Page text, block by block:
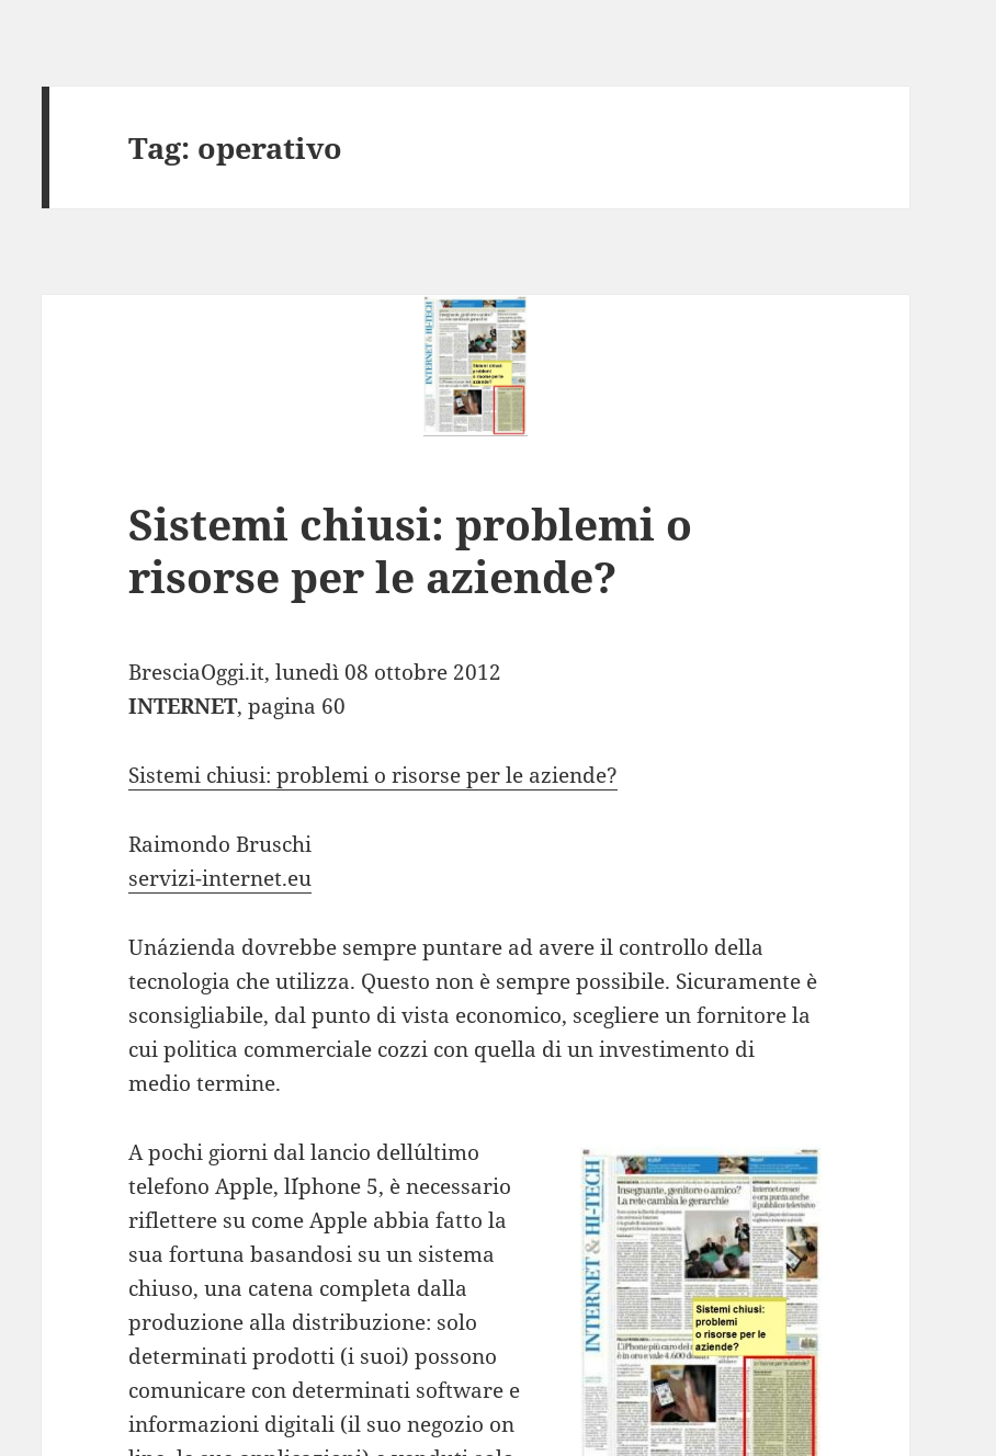
Tag: operativo
Sistemi chiusi: problemi o
risorse per le aziende?
BresciaOggi.it, lunedì 08 ottobre 2012
INTERNET, pagina 60
Sistemi chiusi: problemi o risorse per le aziende?
Raimondo Bruschi
servizi-internet.eu
Un´azienda dovrebbe sempre puntare ad avere il controllo della
tecnologia che utilizza. Questo non è sempre possibile. Sicuramente è
sconsigliabile, dal punto di vista economico, scegliere un fornitore la
cui politica commerciale cozzi con quella di un investimento di
medio termine.
A pochi giorni dal lancio dell´ultimo
telefono Apple, l´Iphone 5, è necessario
riflettere su come Apple abbia fatto la
sua fortuna basandosi su un sistema
chiuso, una catena completa dalla
produzione alla distribuzione: solo
determinati prodotti (i suoi) possono
comunicare con determinati software e
informazioni digitali (il suo negozio on